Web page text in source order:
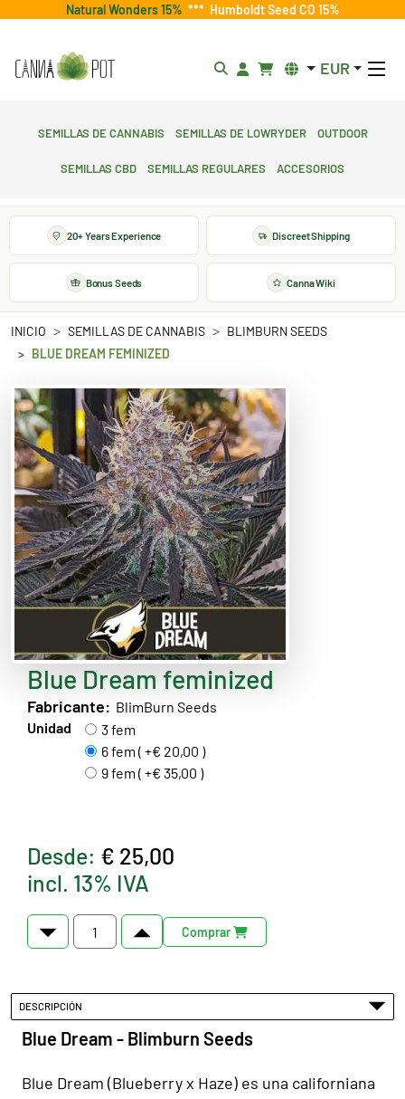
Natural Wonders 15% *** Humboldt Seed CO 15%
EUR
Semillas de cannabis Semillas de lowryder Outdoor
Semillas CBD Semillas regulares Accesorios
20+ Years Experience Discreet Shipping
Bonus Seeds Canna Wiki
INICIO SEMILLAS DE CANNABIS
BLIMBURN SEEDS
BLUE DREAM FEMINIZED
Blue Dream feminized
Fabricante: BlimBurn Seeds
Unidad
3 fem
6 fem ( +€ 20,00 )
9 fem ( +€ 35,00 )
Desde: € 25,00
incl. 13% IVA
Comprar
DESCRIPCIÓN
Blue Dream - Blimburn Seeds
Blue Dream (Blueberry x Haze) es una californiana